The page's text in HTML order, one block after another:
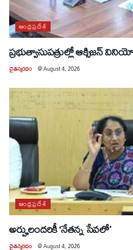
ఆంధ్రప్రదేశ్
ప్రభుత్వాసుపత్రుల్లో ఆక్సిజన్
చైతన్యరధం @August 4, 2026
ఆంధ్రప్రదేశ్
అర్హులందరికీ ‘నేతన్న సేవలో’
చైతన్యరధం @August 4, 2026